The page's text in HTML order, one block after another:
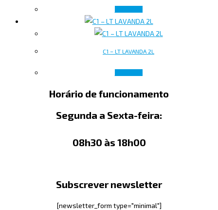
C1 – LT LAVANDA 2L
Horário de funcionamento
Segunda a Sexta-feira:
08h30 às 18h00
Subscrever newsletter
[newsletter_form type="minimal"]